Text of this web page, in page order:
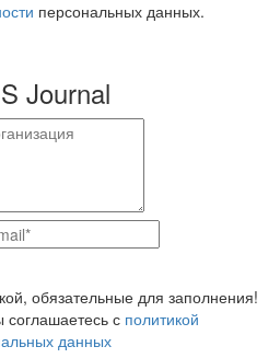
персональных данных.
Journal
обязательные для заполнения!
с политикой
данных